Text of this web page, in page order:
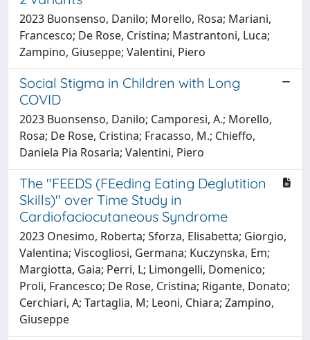
2023 Buonsenso, Danilo; Morello, Rosa; Mariani,
Francesco; De Rose, Cristina; Mastrantoni, Luca;
Zampino, Giuseppe; Valentini, Piero
Social Stigma in Children with Long
COVID
2023 Buonsenso, Danilo; Camporesi, A.; Morello,
Rosa; De Rose, Cristina; Fracasso, M.; Chieffo,
Daniela Pia Rosaria; Valentini, Piero
The "FEEDS (FEeding Eating Deglutition
Skills)" over Time Study in
Cardiofaciocutaneous Syndrome
2023 Onesimo, Roberta; Sforza, Elisabetta; Giorgio,
Valentina; Viscogliosi, Germana; Kuczynska, Em;
Margiotta, Gaia; Perri, L; Limongelli, Domenico;
Proli, Francesco; De Rose, Cristina; Rigante, Donato;
Cerchiari, A; Tartaglia, M; Leoni, Chiara; Zampino,
Giuseppe